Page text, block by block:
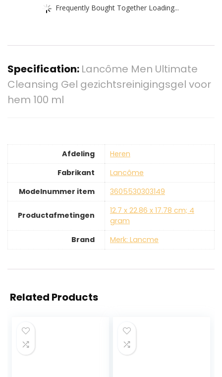
Frequently Bought Together Loading...
Specification: Lancôme Men Ultimate
Cleansing Gel gezichtsreinigingsgel voor
hem 100 ml
Afdeling
‎Heren
Fabrikant
‎Lancôme
Modelnummer item
‎3605530303149
Productafmetingen
‎12.7 x 22.86 x 17.78 cm; 4
gram
Brand
Merk: Lancme
Related Products